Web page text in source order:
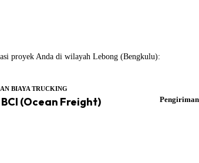
proyek Anda di wilayah Lebong (Bengkulu):
BIAYA TRUCKING
(Ocean Freight)